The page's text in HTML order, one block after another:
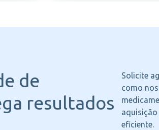
de
resultados
Solicite
como
aquisição
eficiente.